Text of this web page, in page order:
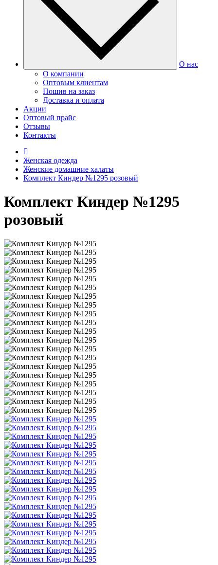
О нас
О компании
Оптовым клиентам
Пошив на заказ
Доставка и оплата
Акции
Оптовый прайс
Отзывы
Контакты
Женская одежда
Женские домашние халаты
Комплект Киндер №1295 розовый
Комплект Киндер №1295
розовый